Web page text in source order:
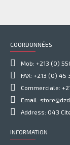
COORDONNÉES
Mob: +213 (0)
FAX: +213 (0) 45
Commerciale:
Email:
Address: 043
INFORMATION